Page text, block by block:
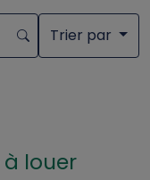
Trier par
à louer